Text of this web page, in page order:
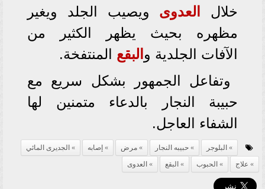
خلال
العدوى ويصيب الجلد ويغير
مظهره بحيث يظهر الكثير من
الآفات الجلدية و البقع المنتفخة.
وتفاعل الجمهور بشكل سريع مع
حبيبة النجار بالدعاء متمنين لها
الشفاء العاجل.
البلوجر حبيبه النجار مرض إصابه
الجديرى المائي
علاج
الحبوب البقع العدوى